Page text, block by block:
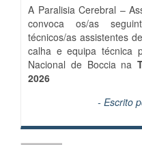
A Paralisia Cerebral –
convoca os/as
técnicos/as assistentes
calha e equipa técnica
Nacional de Boccia na
2026
- Escrito